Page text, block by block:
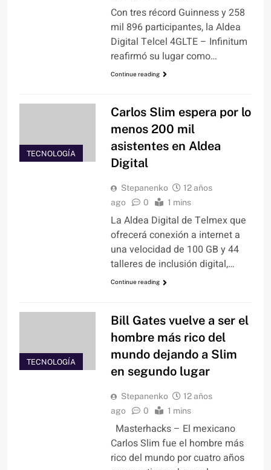
Con tres récord Guinness y 258
mil 896 participantes, la Aldea
Digital Telcel 4GLTE – Infinitum
reafirmó su lugar como…
Continue reading
TECNOLOGÍA
Carlos Slim espera por lo
menos 200 mil
asistentes en Aldea
Digital
Stepanenko
12 años
ago
0 1 mins
La Aldea Digital de Telmex que
ofrecerá conexión a internet a
una velocidad de 100 GB y 44
talleres de inclusión digital,…
Continue reading
TECNOLOGÍA
Bill Gates vuelve a ser el
hombre más rico del
mundo dejando a Slim
en segundo lugar
Stepanenko
12 años
ago
0 1 mins
Masterhacks – El mexicano
Carlos Slim fue el hombre más
rico del mundo por cuatro años